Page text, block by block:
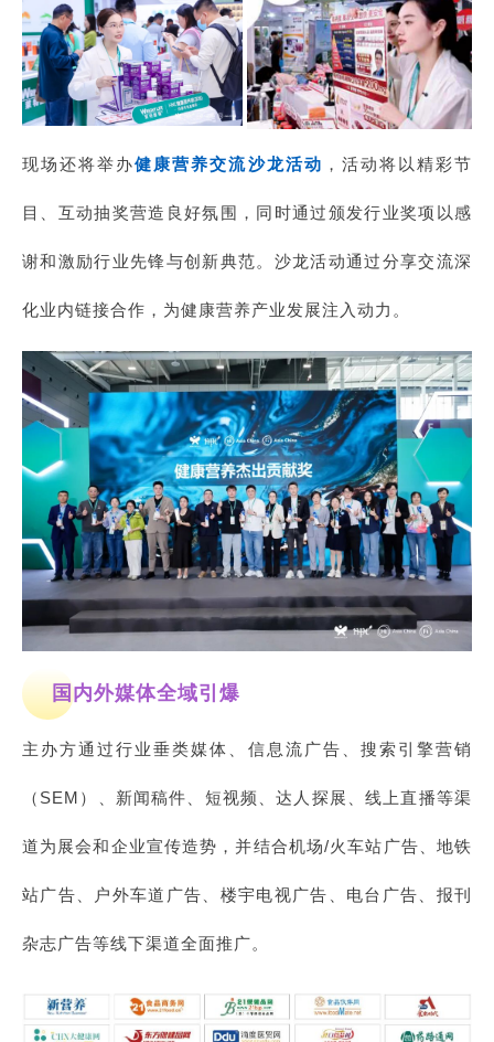
现场还将举办健康营养交流沙龙活动 ，活动将以精彩节
目、互动抽奖营造良好氛围，同时通过颁发行业奖项以感
谢和激励行业先锋与创新典范。沙龙活动通过分享交流深
化业内链接合作，为健康营养产业发展注入动力。
国内外媒体全域引爆
主办方通过行业垂类媒体、信息流广告、搜索引擎营销
（SEM）、新闻稿件、短视频、达人探展、线上直播等渠
道为展会和企业宣传造势，并结合机场/火车站广告、地铁
站广告、户外车道广告、楼宇电视广告、电台广告、报刊
杂志广告等线下渠道全面推广。